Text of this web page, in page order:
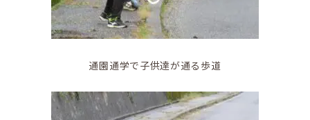
通園通学で子供達が通る歩道